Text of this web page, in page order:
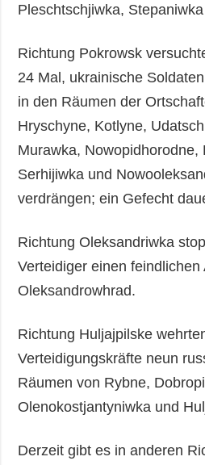
Pleschtschjiwka,
Richtung Pokrowsk
24 Mal, ukrainische
in den Räumen der
Hryschyne, Kotlyne,
Murawka, Nowopidhorodne,
Serhijiwka und
verdrängen; ein Gefecht
Richtung Oleksandriwka
Verteidiger einen
Oleksandrowhrad.
Richtung Huljajpilske
Verteidigungskräfte neun
Räumen von Rybne,
Olenokostjantyniwka und
Derzeit gibt es in anderen